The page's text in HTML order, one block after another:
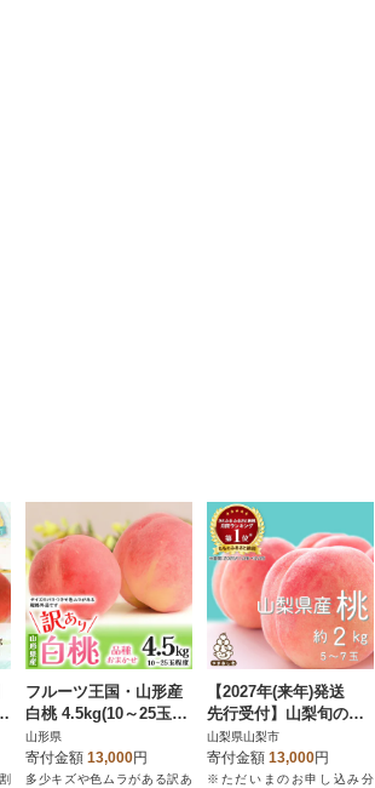
フルーツ王国・山形産
白桃 4.5kg(10～25玉程
度)訳あり品【2026年7
月中旬より順次発送】
山形県
寄付金額 13,000円
多少キズや色ムラがある訳あ
【2027年(来年)発送
先行受付】山梨旬の桃
約2kg(5～7玉)
山梨県山梨市
寄付金額 13,000円
※ただいまのお申し込み分